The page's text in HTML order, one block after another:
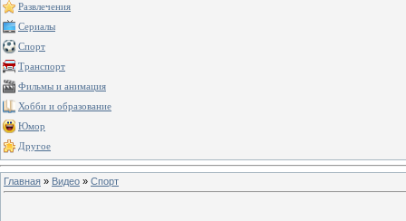
Развлечения
Сериалы
Спорт
Транспорт
Фильмы и анимация
Хобби и образование
Юмор
Другое
Главная » Видео » Спорт